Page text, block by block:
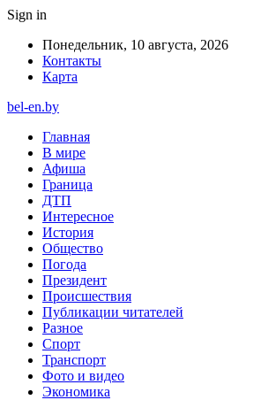
Sign in
Понедельник, 10 августа, 2026
Контакты
Карта
bel-en.by
Главная
В мире
Афиша
Граница
ДТП
Интересное
История
Общество
Погода
Президент
Происшествия
Публикации читателей
Разное
Спорт
Транспорт
Фото и видео
Экономика